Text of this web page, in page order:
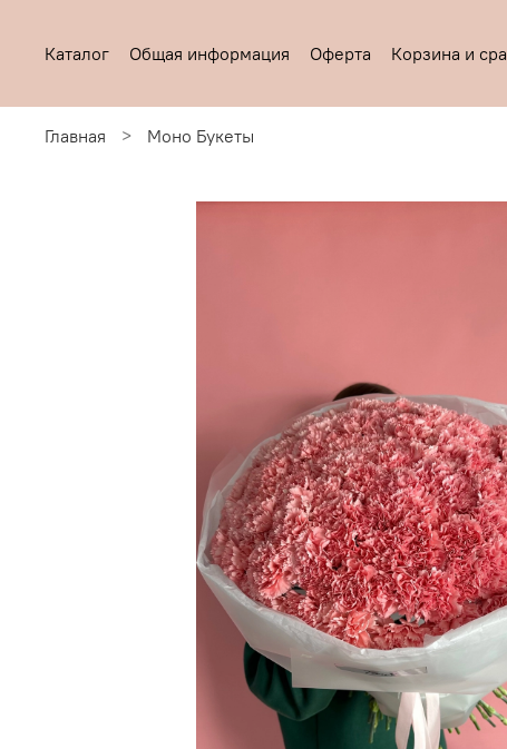
Каталог Общая информация Оферта Корзина и
Главная Моно Букеты